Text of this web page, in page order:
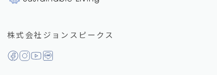
株式会社ジョンスピークス